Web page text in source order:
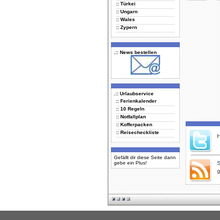
:: Türkei
:: Ungarn
:: Wales
:: Zypern
.:: News bestellen
.:: Urlaubservice
:: Ferienkalender
:: 10 Regeln
:: Notfallplan
:: Kofferpacken
:: Reisecheckliste
Gefällt dir diese Seite dann
gebe ein Plus!
Delicious